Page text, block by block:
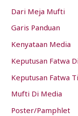
Dari Meja Mufti
Garis Panduan
Kenyataan Media
Keputusan Fatwa
Keputusan Fatwa
Mufti Di Media
Poster/Pamphlet